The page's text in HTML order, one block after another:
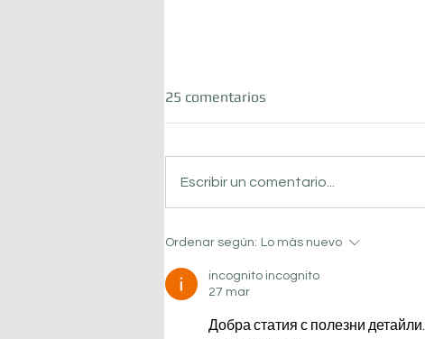
En N4 vivimos el mundial
25 comentarios
Escribir un comentario...
Ordenar según: Lo más nuevo
incognito incognito
27 mar
Добра статия с полезни детайли.